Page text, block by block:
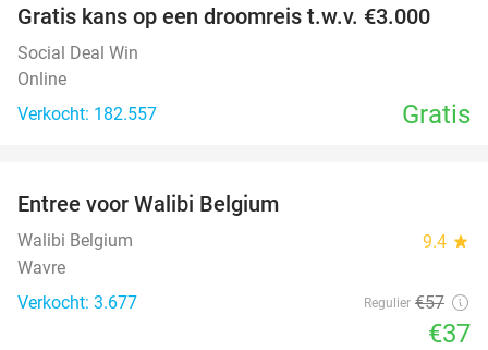
Gratis kans op een droomreis t.w.v. €3.000
Social Deal Win
Online
Verkocht: 182.557
Gratis
Entree voor Walibi Belgium
Walibi Belgium 9.4 star
Wavre
Verkocht: 3.677
Regulier €57
€37